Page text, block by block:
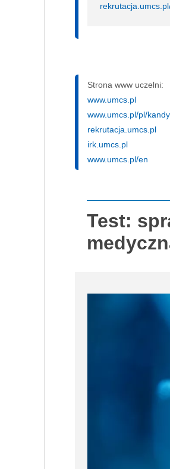
Strona www uczelni:
www.umcs.pl
www.umcs.pl/pl/
rekrutacja.umcs.pl
irk.umcs.pl
www.umcs.pl/en
Test: